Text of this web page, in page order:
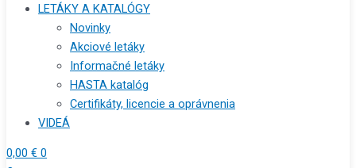
LETÁKY A KATALÓGY
Novinky
Akciové letáky
Informačné letáky
HASTA katalóg
Certifikáty, licencie a oprávnenia
VIDEÁ
0,00 € 0